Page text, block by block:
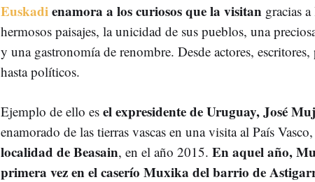
Euskadienamora a los curiosos que la visitan gracias
hermosos paisajes, la unicidad de sus pueblos, una
y una gastronomía de renombre. Desde actores,
hasta políticos.
Ejemplo de ello es el expresidente de Uruguay, José
enamorado de las tierras vascas en una visita al País Vasco,
localidad de Beasain, en el año 2015. En aquel año,
primera vez en el caserío Muxika del barrio de